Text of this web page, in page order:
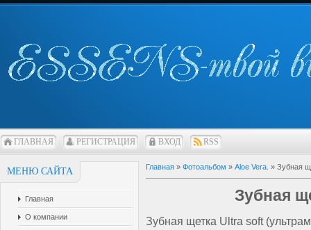
ГЛАВНАЯ РЕГИСТРАЦИЯ ВХОД RSS
МЕНЮ САЙТА
Главная
О компании
Главная » Фотоальбом » Aloe Vera. » Зубная
Зубная
Зубная щетка Ultra soft